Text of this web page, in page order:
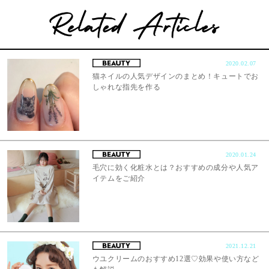
2020.02.07
猫ネイルの人気デザインのまとめ！キュートでお
しゃれな指先を作る
2020.01.24
毛穴に効く化粧水とは？おすすめの成分や人気ア
イテムをご紹介
2021.12.21
ウユクリームのおすすめ12選♡効果や使い方など